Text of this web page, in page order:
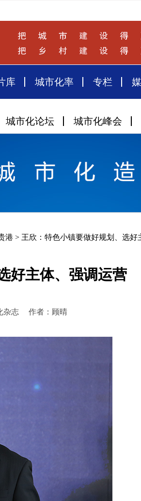
库 城市化率 专栏
城市化论坛 城市化峰会
港 > 王欣：特色小镇要做好规划、选好
好主体、强调运营
化杂志 作者：顾晴